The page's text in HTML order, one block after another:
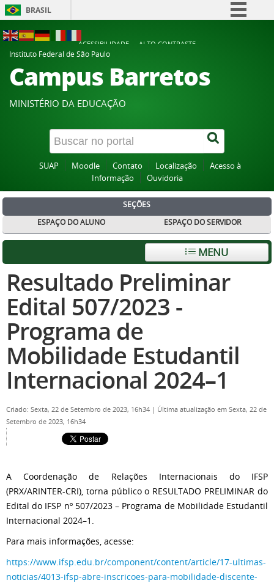
BRASIL
Participe
Acesso à informação
Canais
ACESSIBILIDADE
ALTO CONTRASTE
Instituto Federal de São Paulo
Campus Barretos
MINISTÉRIO DA EDUCAÇÃO
SUAP Moodle Contato Localização
Acesso à
Informação
Ouvidoria
SEÇÕES
ESPAÇO DO ALUNO
ESPAÇO DO SERVIDOR
MENU
Resultado Preliminar
Edital 507/2023 -
Programa de
Mobilidade Estudantil
Internacional 2024–1
Criado: Sexta, 22 de Setembro de 2023, 16h34 | Última atualização em Sexta, 22 de
Setembro de 2023, 16h34
A Coordenação de Relações Internacionais do IFSP
(PRX/ARINTER-CRI), torna público o RESULTADO PRELIMINAR do
Edital do IFSP nº 507/2023 – Programa de Mobilidade Estudantil
Internacional 2024–1.
Para mais informações, acesse:
https://www.ifsp.edu.br/component/content/article/17-ultimas-
noticias/4013-ifsp-abre-inscricoes-para-mobilidade-discente-